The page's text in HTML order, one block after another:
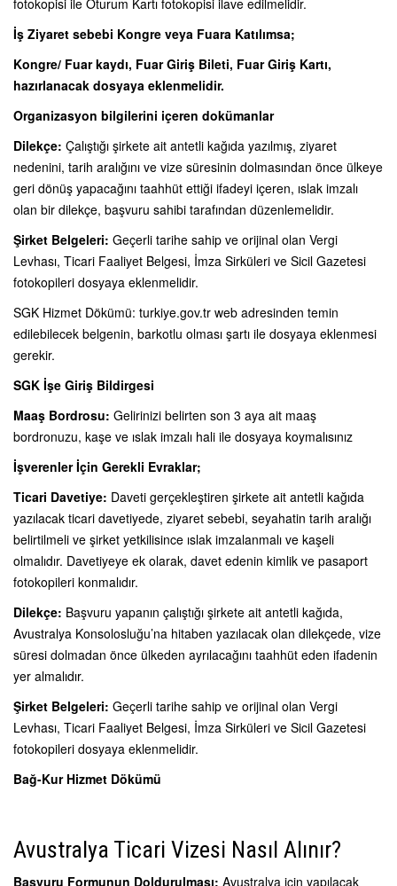
İş Ziyaret sebebi Kongre veya Fuara Katılımsa;
Kongre/ Fuar kaydı, Fuar Giriş Bileti, Fuar Giriş Kartı,
hazırlanacak dosyaya eklenmelidir.
Organizasyon bilgilerini içeren dokümanlar
Dilekçe: Çalıştığı şirkete ait antetli kağıda yazılmış, ziyaret
nedenini, tarih aralığını ve vize süresinin dolmasından önce ülkeye
geri dönüş yapacağını taahhüt ettiği ifadeyi içeren, ıslak imzalı
olan bir dilekçe, başvuru sahibi tarafından düzenlemelidir.
Şirket Belgeleri: Geçerli tarihe sahip ve orijinal olan Vergi
Levhası, Ticari Faaliyet Belgesi, İmza Sirküleri ve Sicil Gazetesi
fotokopileri dosyaya eklenmelidir.
SGK Hizmet Dökümü: turkiye.gov.tr web adresinden temin
edilebilecek belgenin, barkotlu olması şartı ile dosyaya eklenmesi
gerekir.
SGK İşe Giriş Bildirgesi
Maaş Bordrosu: Gelirinizi belirten son 3 aya ait maaş
bordronuzu, kaşe ve ıslak imzalı hali ile dosyaya koymalısınız
İşverenler İçin Gerekli Evraklar;
Ticari Davetiye: Daveti gerçekleştiren şirkete ait antetli kağıda
yazılacak ticari davetiyede, ziyaret sebebi, seyahatin tarih aralığı
belirtilmeli ve şirket yetkilisince ıslak imzalanmalı ve kaşeli
olmalıdır. Davetiyeye ek olarak, davet edenin kimlik ve pasaport
fotokopileri konmalıdır.
Dilekçe: Başvuru yapanın çalıştığı şirkete ait antetli kağıda,
Avustralya Konsolosluğu’na hitaben yazılacak olan dilekçede, vize
süresi dolmadan önce ülkeden ayrılacağını taahhüt eden ifadenin
yer almalıdır.
Şirket Belgeleri: Geçerli tarihe sahip ve orijinal olan Vergi
Levhası, Ticari Faaliyet Belgesi, İmza Sirküleri ve Sicil Gazetesi
fotokopileri dosyaya eklenmelidir.
Bağ-Kur Hizmet Dökümü
Avustralya Ticari Vizesi Nasıl Alınır?
Başvuru Formunun Doldurulması: Avustralya için yapılacak